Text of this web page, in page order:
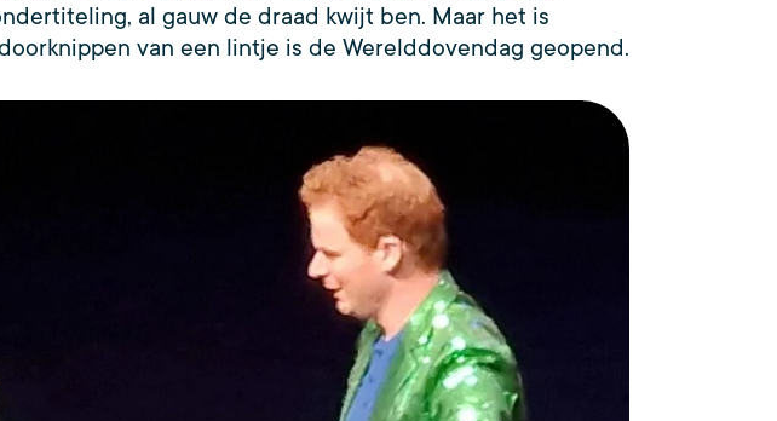
al gauw de draad kwijt ben. Maar het is
van een lintje is de Werelddovendag geopend.